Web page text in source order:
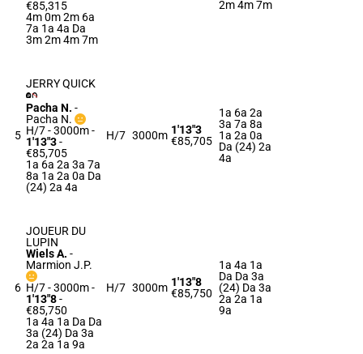
€85,315
4m 0m 2m 6a
7a 1a 4a Da
3m 2m 4m 7m
2m 4m 7m
5
JERRY QUICK
Pacha N. -
Pacha N.
H/7 - 3000m-
1'13"3-
€85,705
1a 6a 2a 3a 7a
8a 1a 2a 0a Da
(24) 2a 4a
H/7 3000m 1'13"3
€85,705
1a 6a 2a
3a 7a 8a
1a 2a 0a
Da (24) 2a
4a
6
JOUEUR DU
LUPIN
Wiels A. -
Marmion J.P.
H/7 - 3000m-
1'13"8-
€85,750
1a 4a 1a Da Da
3a (24) Da 3a
2a 2a 1a 9a
H/7 3000m 1'13"8
€85,750
1a 4a 1a
Da Da 3a
(24) Da 3a
2a 2a 1a
9a